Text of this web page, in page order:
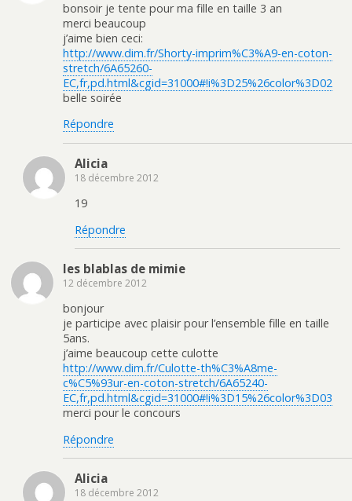
bonsoir je tente pour ma fille en taille 3 an
merci beaucoup
j’aime bien ceci:
http://www.dim.fr/Shorty-imprim%C3%A9-en-coton-
stretch/6A65260-
EC,fr,pd.html&cgid=31000#!i%3D25%26color%3D02
belle soirée
Répondre
Alicia
18 décembre 2012
19
Répondre
les blablas de mimie
12 décembre 2012
bonjour
je participe avec plaisir pour l’ensemble fille en taille
5ans.
j’aime beaucoup cette culotte
http://www.dim.fr/Culotte-th%C3%A8me-
c%C5%93ur-en-coton-stretch/6A65240-
EC,fr,pd.html&cgid=31000#!i%3D15%26color%3D03
merci pour le concours
Répondre
Alicia
18 décembre 2012